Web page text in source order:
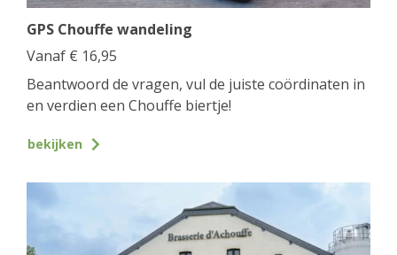
GPS Chouffe wandeling
Vanaf € 16,95
Beantwoord de vragen, vul de juiste coördinaten in
en verdien een Chouffe biertje!
bekijken